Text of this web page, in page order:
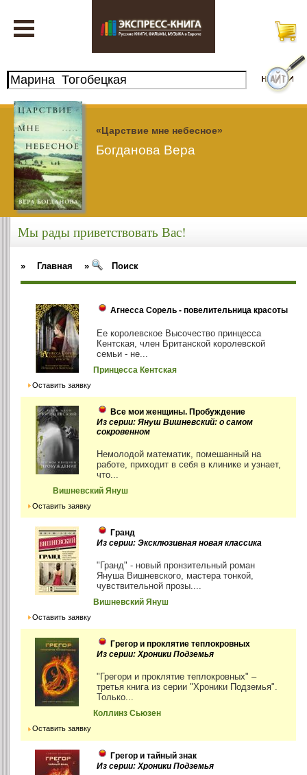
«Царствие мне небесное»
Богданова Вера
Мы рады приветствовать Вас!
» Главная » Поиск
Агнесса Сорель - повелительница красоты
Ее королевское Высочество принцесса
Кентская, член Британской королевской
семьи - не...
Принцесса Кентская
Оставить заявку
Все мои женщины. Пробуждение
Из серии: Януш Вишневский: о самом
сокровенном
Немолодой математик, помешанный на
работе, приходит в себя в клинике и узнает,
что...
Вишневский Януш
Оставить заявку
Гранд
Из серии: Эксклюзивная новая классика
"Гранд" - новый пронзительный роман
Януша Вишневского, мастера тонкой,
чувствительной прозы....
Вишневский Януш
Оставить заявку
Грегор и проклятие теплокровных
Из серии: Хроники Подземья
"Грегори и проклятие теплокровных" –
третья книга из серии "Хроники Подземья".
Только...
Коллинз Сьюзен
Оставить заявку
Грегор и тайный знак
Из серии: Хроники Подземья